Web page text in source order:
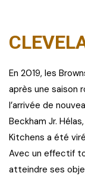
En 2019, les
après une saison
l’arrivée de
Beckham Jr.
Kitchens a été
Avec un effectif
atteindre ses